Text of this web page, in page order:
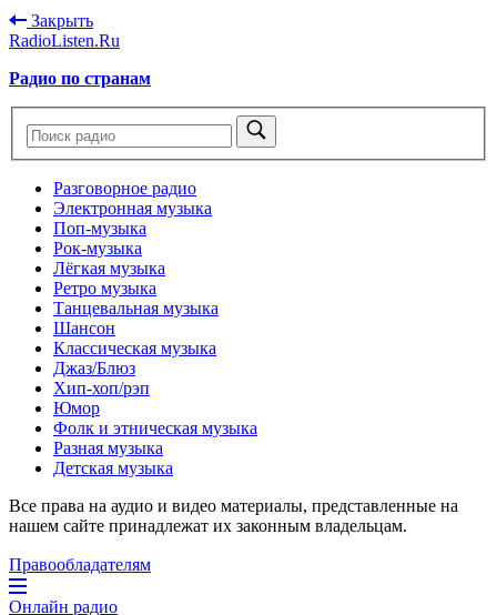
Закрыть
RadioListen.Ru
Радио по странам
Разговорное радио
Электронная музыка
Поп-музыка
Рок-музыка
Лёгкая музыка
Ретро музыка
Танцевальная музыка
Шансон
Классическая музыка
Джаз/Блюз
Хип-хоп/рэп
Юмор
Фолк и этническая музыка
Разная музыка
Детская музыка
Все права на аудио и видео материалы, представленные на
нашем сайте принадлежат их законным владельцам.
Правообладателям
Онлайн радио